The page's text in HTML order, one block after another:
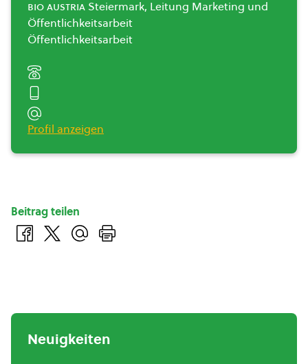
bio austria Steiermark, Leitung Marketing und
Öffentlichkeitsarbeit
Öffentlichkeitsarbeit
Profil anzeigen
Beitrag teilen
Neuigkeiten